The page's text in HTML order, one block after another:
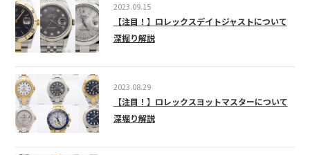
2023.09.15
【注目！】ロレックスデイトジャストについて
深掘り解説
2023.08.29
【注目！】ロレックスヨットマスターについて
深堀り解説